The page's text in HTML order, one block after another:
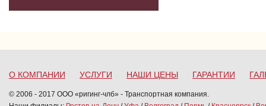
О КОМПАНИИ УСЛУГИ НАШИ ЦЕНЫ ГАРАНТИИ
© 2006 - 2017 ООО «ригинг-члб» - Транспортная компания.